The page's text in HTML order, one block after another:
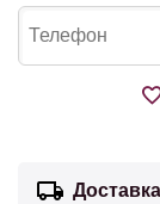
Доставка